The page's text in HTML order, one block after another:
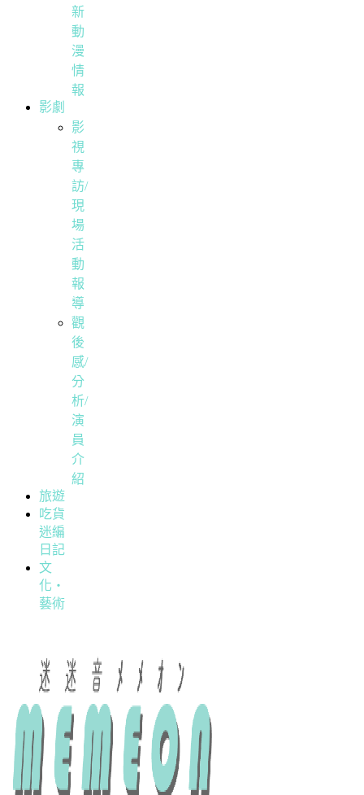
新
動
漫
情
報
影劇
影
視
專
訪/
現
場
活
動
報
導
觀
後
感/
分
析/
演
員
介
紹
旅遊
吃貨
迷編
日記
文
化・
藝術